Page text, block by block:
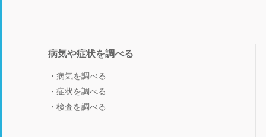
病気や症状を調べる
病気を調べる
症状を調べる
検査を調べる